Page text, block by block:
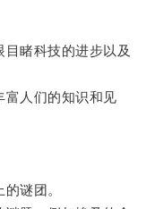
睹科技的进步以及
人们的知识和见
谜团。